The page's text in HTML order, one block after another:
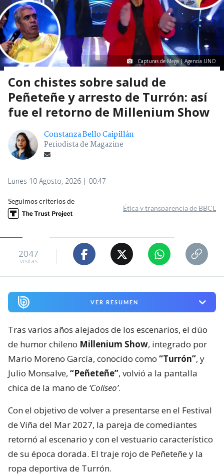
Capturas de Mega | Agencia UNO
Con chistes sobre salud de
Peñeteñe y arresto de Turrón: así
fue el retorno de Millenium Show
Constanza Bello Caipillán
Periodista de Magazine
Lunes 10 Agosto, 2026 | 00:47
Seguimos criterios de
Ética y transparencia de BBCL
2047
visitas
VER RESUMEN
Tras varios años alejados de los escenarios, el dúo
de humor chileno Millenium Show, integrado por
Mario Moreno García, conocido como “Turrón”, y
Julio Monsalve, “Peñeteñe”, volvió a la pantalla
chica de la mano de ‘Coliseo’.
Con el objetivo de volver a presentarse en el Festival
de Viña del Mar 2027, la pareja de comediantes
retornó al escenario y con el vestuario característico
de su época dorada. El traje rojo de Peñeteñe y la
ropa deportiva de Turrón.